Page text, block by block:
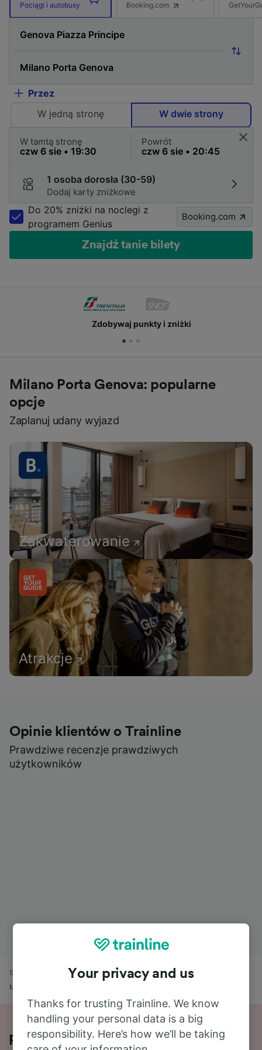
Pociągi i autobusy Booking.com
Przez
W jedną stronę
W dwie strony
W tamtą stronę Powrót
1 osoba dorosła (30-59)
Dodaj karty zniżkowe
Do 20% zniżki na noclegi z
programem Genius
Booking.com
Znajdź tanie bilety
Zdobywaj punkty i zniżki
Milano Porta Genova: popularne
opcje
Zaplanuj udany wyjazd
Zakwaterowanie
Atrakcje
Opinie klientów o Trainline
Prawdziwe recenzje prawdziwych
użytkowników
Strona główna Rozkład jazdy pociągów
Genova Piazza Principe -
Milano Porta Genova
Podróż pociągiem na trasie Genova
Your privacy and us
Thanks for trusting Trainline. We know
handling your personal data is a big
responsibility. Here’s how we’ll be taking